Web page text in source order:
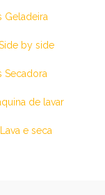
Geladeira
by side
Secadora
de lavar
e seca